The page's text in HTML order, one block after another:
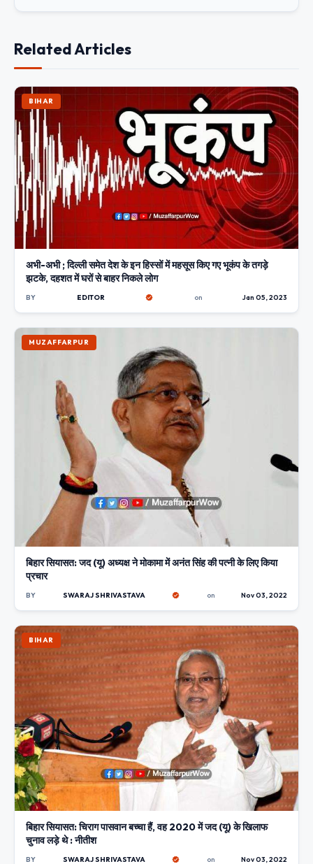
Related Articles
BIHAR
अभी-अभी ; दिल्ली समेत देश के इन हिस्सों में महसूस किए गए भूकंप के तगड़े
झटके, दहशत में घरों से बाहर निकले लोग
BY EDITOR on Jan 05, 2023
MUZAFFARPUR
बिहार सियासत: जद (यू) अध्यक्ष ने मोकामा में अनंत सिंह की पत्नी के लिए किया
प्रचार
BY SWARAJ SHRIVASTAVA on Nov 03, 2022
BIHAR
बिहार सियासत: चिराग पासवान बच्चा हैं, वह 2020 में जद (यू) के खिलाफ
चुनाव लड़े थे : नीतीश
BY SWARAJ SHRIVASTAVA on Nov 03, 2022